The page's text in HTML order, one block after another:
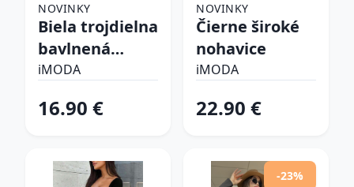
NOVINKY
Biela trojdielna
bavlnená
súprava
iMODA
16.90 €
NOVINKY
Čierne široké
nohavice
iMODA
22.90 €
-23%